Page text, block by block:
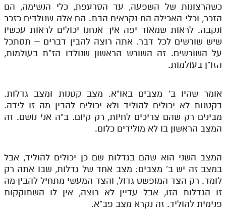
כשהרצונות של השפעה, עד הסרעפת, כלי הנשימה, הם
הזכר, וכלי האכילה הם נקראים הבת. הם אלה שנולדים כזכר
ונקבה. לראות שמאוד יפה איך אנחנו יכולים לראות עכשיו
שיש שורשים לכל דבר. אתה רוצה להבין דברים – תסתכל
על השורשים. זה השורש הראשון שנולדו הז"ת בעולמות,
הזו"ן בעולמות.
אומר שהיו ב' מצבים באו"א. מצב קטנות ומצב גדלות.
בקטנות לא יכולים להוליד ולא יכולים להבין מה זו לידה.
מבינים רק שהם צריכים לחיות, רק קיום. ב"ה אני נושם. זה
המצב הראשון בו לא מולידים כלום.
המצב השני הוא שהם בגדלות שם כן יכולים להוליד, אבל
במצב זה יש ב' מצבים: מצב אחד של גדלות, שבו אתה רק
לומד. רק הצד המופשט גדול, והצד המעשי מתחיל להבין מה
זו הגדלות הזו, אבל עדיין לא רוצה, אין לו השתוקקות
פנימית להוליד. זה נקרא מצב פב"א.